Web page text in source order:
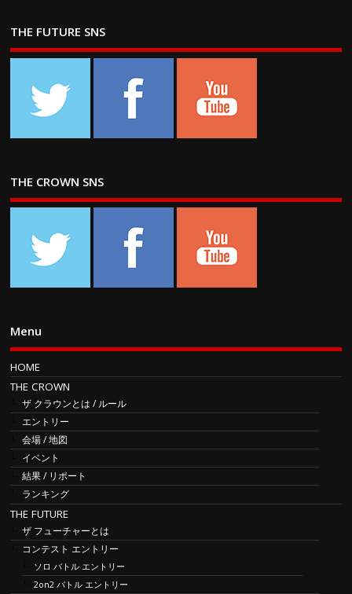
THE FUTURE SNS
THE CROWN SNS
Menu
HOME
THE CROWN
ザ クラウンとは / ルール
エントリー
会場 / 地図
イベント
結果 / リポート
ランキング
THE FUTURE
ザ フューチャーとは
コンテスト エントリー
ソロ バトル エントリー
2on2 バトル エントリー